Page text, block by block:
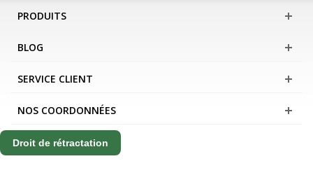
PRODUITS
BLOG
SERVICE CLIENT
NOS COORDONNÉES
Droit de rétractation